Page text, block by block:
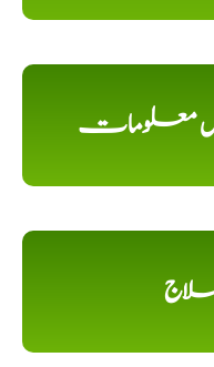
معلومات